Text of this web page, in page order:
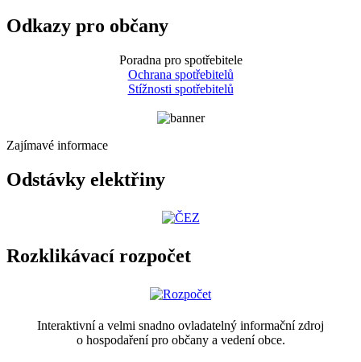
Odkazy pro občany
Poradna pro spotřebitele
Ochrana spotřebitelů
Stížnosti spotřebitelů
Zajímavé informace
Odstávky elektřiny
Rozklikávací rozpočet
Interaktivní a velmi snadno ovladatelný informační zdroj
o hospodaření pro občany a vedení obce.